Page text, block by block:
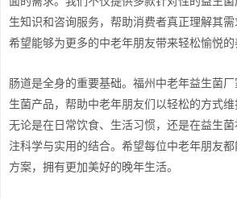
生知识和咨询服务，帮助消费者真正理解其需
希望能够为更多的中老年朋友带来轻松愉悦的
肠道是全身的重要基础。福州中老年益生菌
生菌产品，帮助中老年朋友们以轻松的方式维
无论是在日常饮食、生活习惯，还是在益生
注科学与实用的结合。希望每位中老年朋友
方案，拥有更加美好的晚年生活。